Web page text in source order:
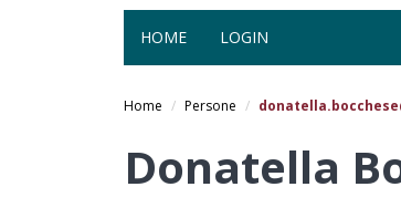
HOME LOGIN
Home Persone
Donatella